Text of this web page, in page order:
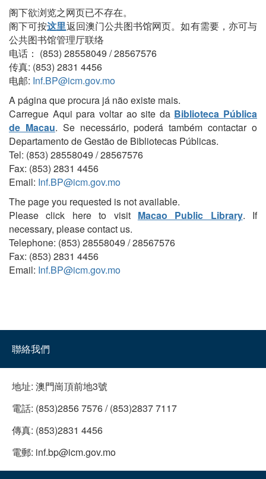
阁下欲浏览之网页已不存在。
阁下可按这里返回澳门公共图书馆网页。如有需要，亦可与
公共图书馆管理厅联络
电话： (853) 28558049 / 28567576
传真: (853) 2831 4456
电邮: Inf.BP@icm.gov.mo
A página que procura já não existe mais.
Carregue Aqui para voltar ao site da Biblioteca Pública
de Macau. Se necessário, poderá também contactar o
Departamento de Gestão de Bibliotecas Públicas.
Tel: (853) 28558049 / 28567576
Fax: (853) 2831 4456
Email: Inf.BP@icm.gov.mo
The page you requested is not available.
Please click here to visit Macao Public Library. If
necessary, please contact us.
Telephone: (853) 28558049 / 28567576
Fax: (853) 2831 4456
Email: Inf.BP@icm.gov.mo
聯絡我們
地址: 澳門崗頂前地3號
電話: (853)2856 7576 / (853)2837 7117
傳真: (853)2831 4456
電郵: inf.bp@icm.gov.mo